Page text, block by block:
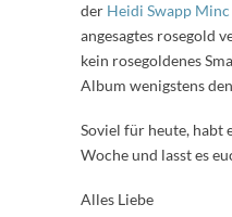
der Heidi Swapp Minc
angesagtes rosegold
kein rosegoldenes
Album wenigstens
Soviel für heute, habt
Woche und lasst es
Alles Liebe